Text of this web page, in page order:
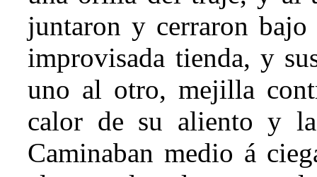
juntaron y cerraron
improvisada tienda, y
uno al otro, mejilla
calor de su aliento y
Caminaban medio á